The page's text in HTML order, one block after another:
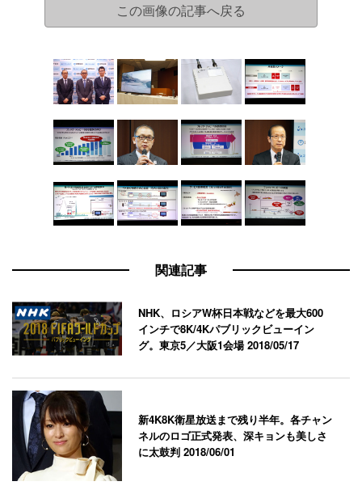
この画像の記事へ戻る
関連記事
NHK、ロシアW杯日本戦などを最大600
インチで8K/4Kパブリックビューイン
グ。東京5／大阪1会場2018/05/17
新4K8K衛星放送まで残り半年。各チャン
ネルのロゴ正式発表、深キョンも美しさ
に太鼓判2018/06/01